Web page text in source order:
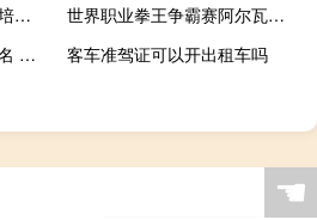
山东省滨州市新航道雅思培训地址 新航道雅思培训班费用
世界职业拳王争霸赛阿尔瓦雷斯和戈洛夫金什么时候开打 最新世界拳王职业争霸赛
东京奥运会男子乒乓球排名 男乒乓球运动员世界排名
客车准驾证可以开出租车吗
☚